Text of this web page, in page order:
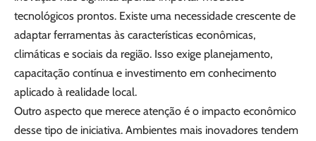
tecnológicos prontos. Existe uma necessidade crescente de
adaptar ferramentas às características econômicas,
climáticas e sociais da região. Isso exige planejamento,
capacitação contínua e investimento em conhecimento
aplicado à realidade local.
Outro aspecto que merece atenção é o impacto econômico
desse tipo de iniciativa. Ambientes mais inovadores tendem